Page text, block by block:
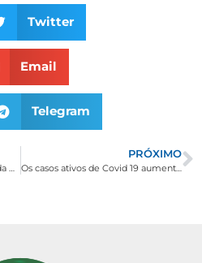
Twitter
Email
Telegram
PRÓXIMO
Os casos ativos de Covid 19 aumentam para 62